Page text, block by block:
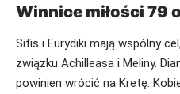
Winnice miłości 79
Sifis i Eurydiki mają wspólny
związku Achilleasa i Meliny.
powinien wrócić na Kretę.